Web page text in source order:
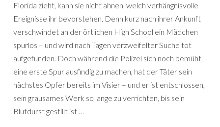
Florida zieht, kann sie nicht ahnen, welch verhängnisvolle
Ereignisse ihr bevorstehen. Denn kurz nach ihrer Ankunft
verschwindet an der örtlichen High School ein Mädchen
spurlos – und wird nach Tagen verzweifelter Suche tot
aufgefunden. Doch während die Polizei sich noch bemüht,
eine erste Spur ausfindig zu machen, hat der Täter sein
nächstes Opfer bereits im Visier – und er ist entschlossen,
sein grausames Werk so lange zu verrichten, bis sein
Blutdurst gestillt ist …